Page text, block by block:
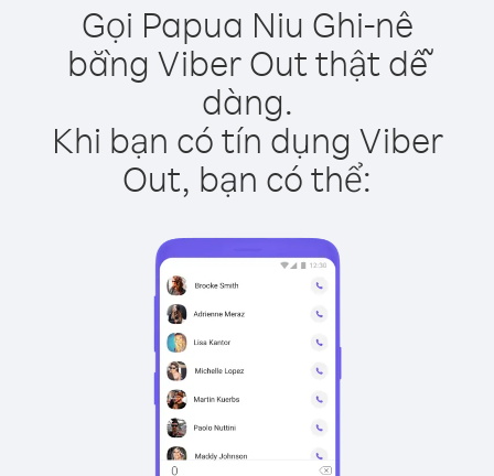
Gọi Papua Niu Ghi-nê
bằng Viber Out thật dễ
dàng.
Khi bạn có tín dụng Viber
Out, bạn có thể: